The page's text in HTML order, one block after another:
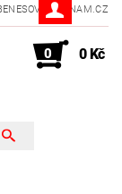
0 0 Kč